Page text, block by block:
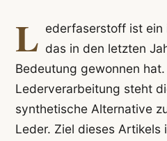
L ederfaserstoff ist ein
das in den letzten
Bedeutung gewonnen
Lederverarbeitung steht
synthetische Alternative
Leder. Ziel dieses Artikels